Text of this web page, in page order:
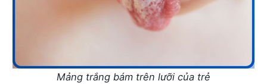
Mảng trắng bám trên lưỡi của trẻ